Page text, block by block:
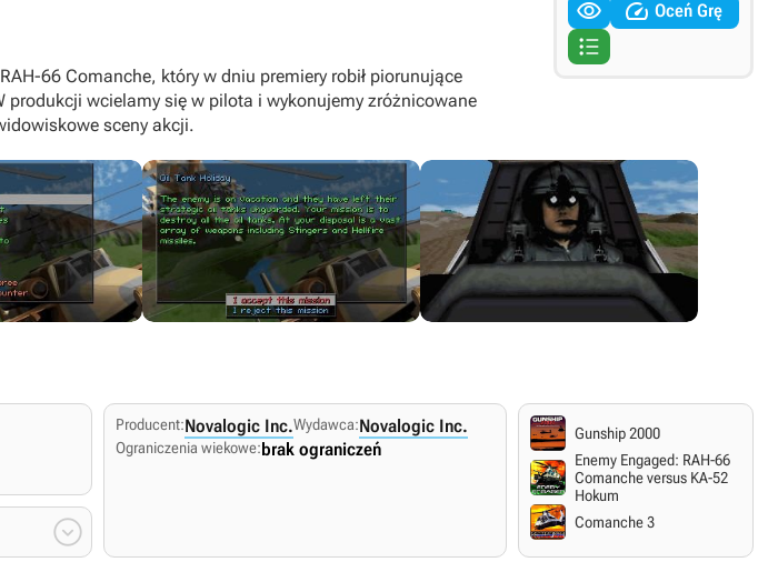
66 Comanche, który w dniu premiery robił piorunujące
wcielamy się w pilota i wykonujemy zróżnicowane
sceny akcji.
  Oceń Grę


Producent:Novalogic Inc.Wydawca:Novalogic Inc.
Ograniczenia wiekowe:brak ograniczeń
Gunship 2000
Enemy Engaged: RAH-66
Comanche versus KA-52
Hokum
Comanche 3